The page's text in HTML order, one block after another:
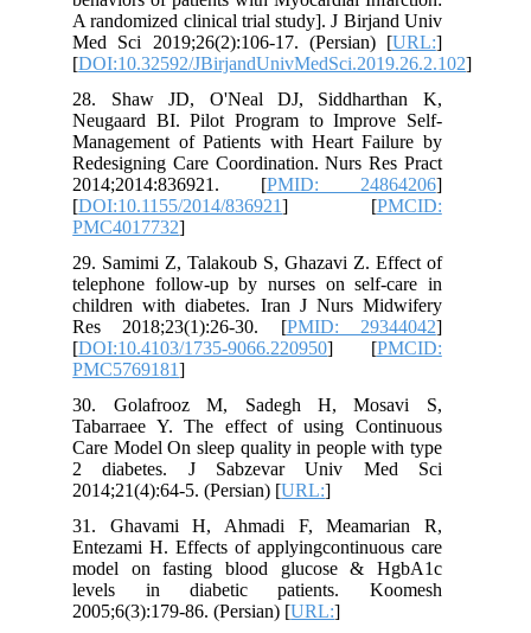
A randomized clinical trial study]. J Birjand Univ
Med Sci 2019;26(2):106-17. (Persian) [URL:
[DOI:10.32592/JBirjandUnivMedSci.2019.26.2.102
28. Shaw JD, O'Neal DJ, Siddharthan K,
Neugaard BI. Pilot Program to Improve Self-
Management of Patients with Heart Failure by
Redesigning Care Coordination. Nurs Res Pract
2014;2014:836921. [PMID: 24864206
[DOI:10.1155/2014/836921 ] [PMCID:
PMC4017732
29. Samimi Z, Talakoub S, Ghazavi Z. Effect of
telephone follow-up by nurses on self-care in
children with diabetes. Iran J Nurs Midwifery
Res 2018;23(1):26-30. [PMID: 29344042
[DOI:10.4103/1735-9066.220950 ] [PMCID:
PMC5769181
30. Golafrooz M, Sadegh H, Mosavi S,
Tabarraee Y. The effect of using Continuous
Care Model On sleep quality in people with type
2 diabetes. J Sabzevar Univ Med Sci
2014;21(4):64-5. (Persian) [URL:
31. Ghavami H, Ahmadi F, Meamarian R,
Entezami H. Effects of applyingcontinuous care
model on fasting blood glucose & HgbA1c
levels in diabetic patients. Koomesh
2005;6(3):179-86. (Persian) [URL: